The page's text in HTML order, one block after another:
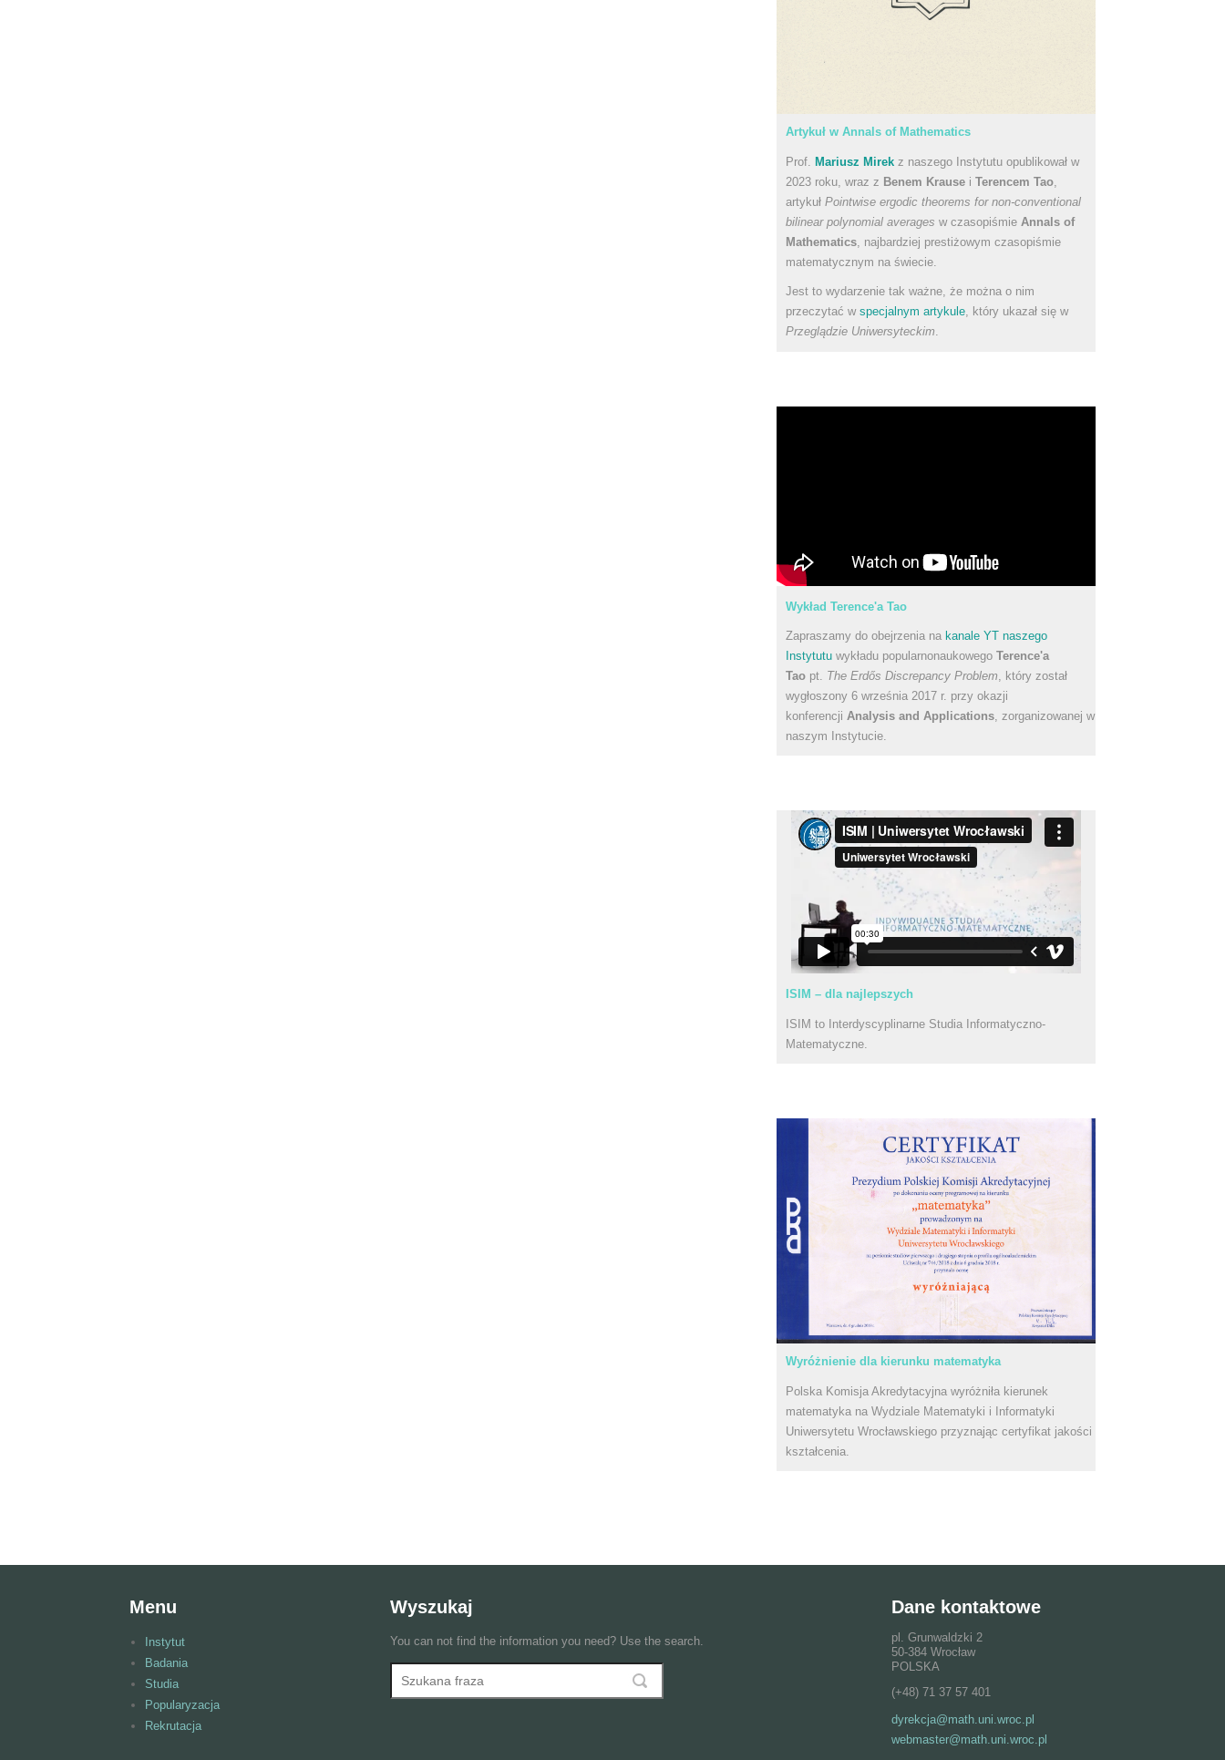
Artykuł w Annals of Mathematics
Prof. Mariusz Mirek z naszego Instytutu opublikował w
2023 roku, wraz z Benem Krause i Terencem Tao
artykuł Pointwise ergodic theorems for non-conventional
bilinear polynomial averages w czasopiśmie Annals of
Mathematics , najbardziej prestiżowym czasopiśmie
matematycznym na świecie.
Jest to wydarzenie tak ważne, że można o nim
przeczytać w specjalnym artykule, który ukazał się w
Przeglądzie Uniwersyteckim.
Wykład Terence'a Tao
Zapraszamy do obejrzenia na kanale YT naszego
Instytutu wykładu popularnonaukowego Terence'a
Tao pt. The Erdős Discrepancy Problem , który został
wygłoszony 6 września 2017 r. przy okazji
konferencji Analysis and Applications , zorganizowanej w
naszym Instytucie.
ISIM – dla najlepszych
ISIM to Interdyscyplinarne Studia Informatyczno-
Matematyczne.
Wyróżnienie dla kierunku matematyka
Polska Komisja Akredytacyjna wyróżniła kierunek
matematyka na Wydziale Matematyki i Informatyki
Uniwersytetu Wrocławskiego przyznając certyfikat jakości
kształcenia.
Menu
Instytut
Badania
Studia
Popularyzacja
Rekrutacja
Wyszukaj
You can not find the information you need? Use the search.
Formularz wyszukiwania
Wyszukaj
Dane kontaktowe
pl. Grunwaldzki 2
50-384 Wrocław
POLSKA
(+48) 71 37 57 401
dyrekcja@math.uni.wroc.pl
webmaster@math.uni.wroc.pl